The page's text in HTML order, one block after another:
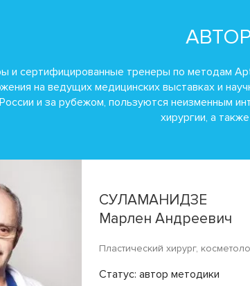
и сертифицированные тренеры по методам
на ведущих медицинских выставках и
и за рубежом, пользуются неизменным
хирургии, а
СУЛАМАНИДЗЕ
Марлен Андреевич
Пластический хирург,
Статус: автор методики